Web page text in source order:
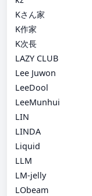
Kさん家
K作家
K次長
LAZY CLUB
Lee Juwon
LeeDool
LeeMunhui
LIN
LINDA
Liquid
LLM
LM-jelly
LObeam